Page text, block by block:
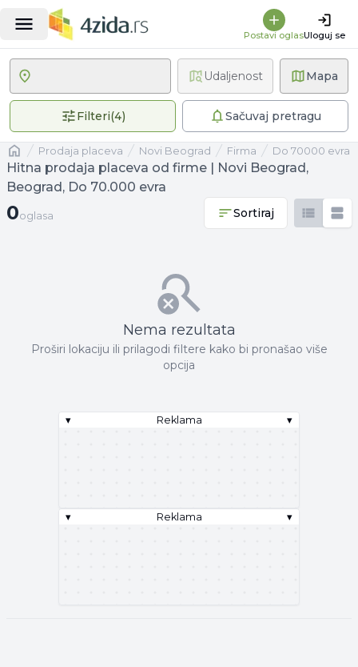
Postavi oglasUloguj se
Mapa
Filteri(4)4 primenjena filteraSačuvaj pretragu
Udaljenost
Naslovnaprodaja placeva Novi Beograd firma Do 70000 evra
Hitna prodaja placeva od firme | Novi Beograd,
Beograd, Do 70.000 evra
0 oglasa
0oglasa Sortiraj
Nema rezultata
Proširi lokaciju ili prilagodi filtere kako bi pronašao više
opcija
▾ Reklama ▾
▾ Reklama ▾